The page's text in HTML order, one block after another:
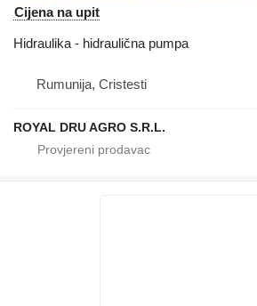
Cijena na upit
Hidraulika - hidraulična pumpa
Rumunija, Cristesti
ROYAL DRU AGRO S.R.L.